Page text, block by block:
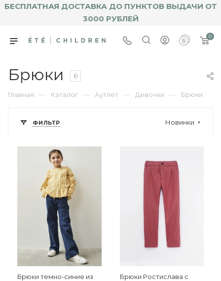
БЕСПЛАТНАЯ ДОСТАВКА ДО ПУНКТОВ ВЫДАЧИ ОТ
3000 РУБЛЕЙ
0
Брюки 6
Главная — Каталог — Аутлет — Девочки — Брюки
ФИЛЬТР Новинки
Брюки темно-синие из
Брюки Ростислава с